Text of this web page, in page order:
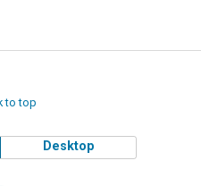
to top
Desktop